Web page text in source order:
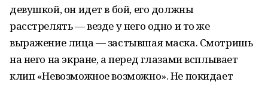
девушкой, он идет в бой, его должны
расстрелять — везде у него одно и то же
выражение лица — застывшая маска. Смотришь
на него на экране, а перед глазами всплывает
клип «Невозможное возможно». Не покидает